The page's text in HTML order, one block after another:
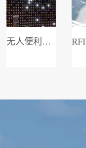
无人便利店系统